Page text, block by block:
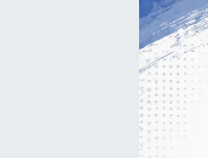
Kültür- Sanat
Magazin
Özel Haber